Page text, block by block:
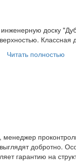
доску
Классная
Читать полностью
добротно.
гарантию на